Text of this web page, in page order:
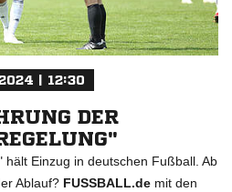
| 12:30
DER
hält Einzug in deutschen Fußball. Ab
Ablauf? FUSSBALL.demit den